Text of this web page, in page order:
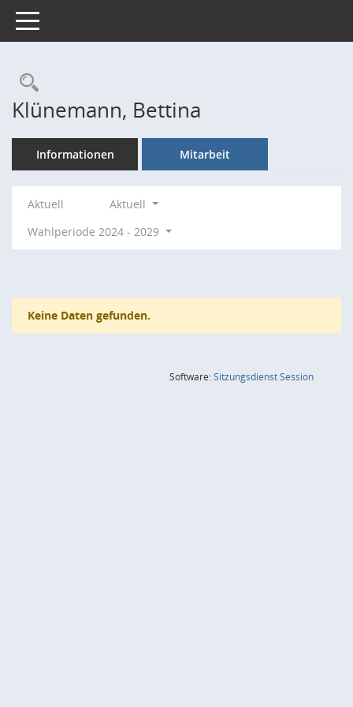
Toggle navigation
Rechercheauswahl
Klünemann, Bettina
Informationen Mitarbeit
Aktuell
Aktuell
Wahlperiode 2024 - 2029
Keine Daten gefunden.
Software:SitzungsdienstSession(Wird in